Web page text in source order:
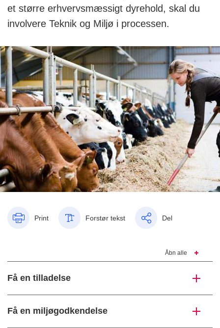
et større erhvervsmæssigt dyrehold, skal du
involvere Teknik og Miljø i processen.
Print Forstør tekst Del
Åbn alle
Få en tilladelse
Få en miljøgodkendelse